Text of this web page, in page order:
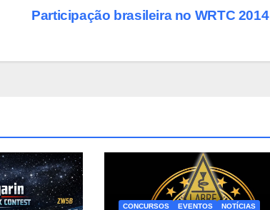
Participação brasileira no WRTC 2014
CONCURSOS EVENTOS NOTÍCIAS